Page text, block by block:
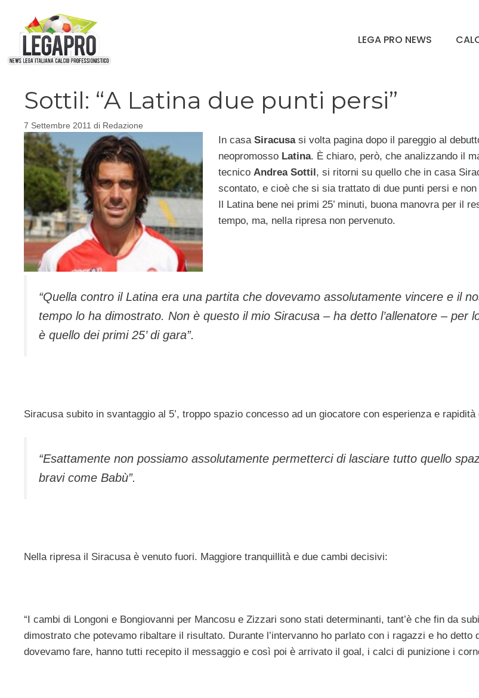
contenuto
LEGA PRO NEWS
Sottil: “A Latina due punti persi”
7 Settembre 2011 di Redazione
In casa Siracusasi volta pagina dopo il pareggio al
neopromosso Latina. È chiaro, però, che analizzando il
tecnico Andrea Sottil, si ritorni su quello che in casa
scontato, e cioè che si sia trattato di due punti persi e non
Il Latina bene nei primi 25’ minuti, buona manovra per il
tempo, ma, nella ripresa non pervenuto.
“Quella contro il Latina era una partita che dovevamo assolutamente vincere e il
tempo lo ha dimostrato. Non è questo il mio Siracusa – ha detto l’allenatore – per
è quello dei primi 25’ di gara”.
Siracusa subito in svantaggio al 5’, troppo spazio concesso ad un giocatore con esperienza e rapidità
“Esattamente non possiamo assolutamente permetterci di lasciare tutto quello
bravi come Babù”.
Nella ripresa il Siracusa è venuto fuori. Maggiore tranquillità e due cambi decisivi:
“I cambi di Longoni e Bongiovanni per Mancosu e Zizzari sono stati determinanti, tant’è che fin da
dimostrato che potevamo ribaltare il risultato. Durante l’intervanno ho parlato con i ragazzi e ho detto
dovevamo fare, hanno tutti recepito il messaggio e così poi è arrivato il goal, i calci di punizione i